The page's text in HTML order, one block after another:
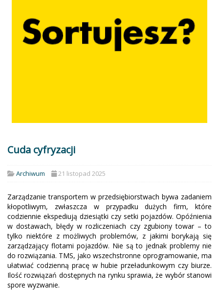
Cuda cyfryzacji
Archiwum 21 listopad 2025
Zarządzanie transportem w przedsiębiorstwach bywa zadaniem
kłopotliwym, zwłaszcza w przypadku dużych firm, które
codziennie ekspediują dziesiątki czy setki pojazdów. Opóźnienia
w dostawach, błędy w rozliczeniach czy zgubiony towar – to
tylko niektóre z możliwych problemów, z jakimi borykają się
zarządzający flotami pojazdów. Nie są to jednak problemy nie
do rozwiązania. TMS, jako wszechstronne oprogramowanie, ma
ułatwiać codzienną pracę w hubie przeładunkowym czy biurze.
Ilość rozwiązań dostępnych na rynku sprawia, że wybór stanowi
spore wyzwanie.